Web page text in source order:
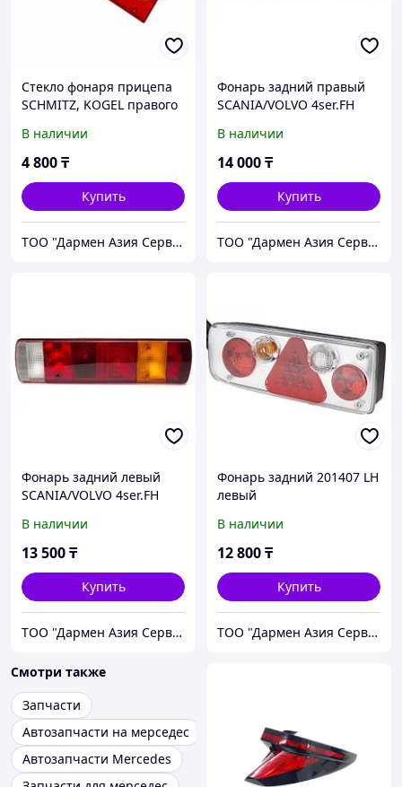
Стекло фонаря прицепа
SCHMITZ, KOGEL правого
В наличии
4 800₸
Купить
ТОО "Дармен Азия Сервис"
Фонарь задний правый
SCANIA/VOLVO 4ser.FH
В наличии
14 000₸
Купить
ТОО "Дармен Азия Сервис"
Фонарь задний левый
SCANIA/VOLVO 4ser.FH
В наличии
13 500₸
Купить
ТОО "Дармен Азия Сервис"
Фонарь задний 201407 LH
левый
В наличии
12 800₸
Купить
ТОО "Дармен Азия Сервис"
Смотри также
Запчасти
Автозапчасти на мерседес
Автозапчасти Mercedes